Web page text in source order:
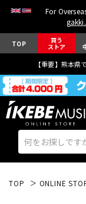
For
TOP 買う
ストア
【重要】熊本
TOP ONLINE